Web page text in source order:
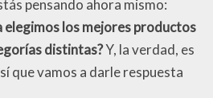
pensando ahora mismo:
elegimos los mejores productos
distintas?Y, la verdad, es
que vamos a darle respuesta